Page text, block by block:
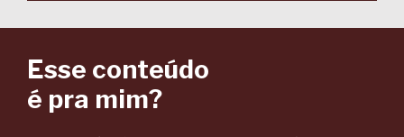
Esse conteúdo
é pra mim?